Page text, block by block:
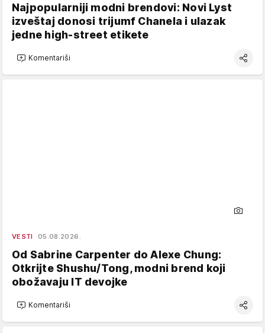
Najpopularniji modni brendovi: Novi Lyst
izveštaj donosi trijumf Chanela i ulazak
jedne high-street etikete
Komentariši
VESTI 05.08.2026.
Od Sabrine Carpenter do Alexe Chung:
Otkrijte Shushu/Tong, modni brend koji
obožavaju IT devojke
Komentariši